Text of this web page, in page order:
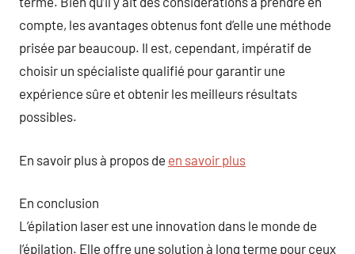
compte, les avantages obtenus font d’elle une méthode
prisée par beaucoup. Il est, cependant, impératif de
choisir un spécialiste qualifié pour garantir une
expérience sûre et obtenir les meilleurs résultats
possibles.
En savoir plus à propos de en savoir plus
En conclusion
L’épilation laser est une innovation dans le monde de
l’épilation. Elle offre une solution à long terme pour ceux